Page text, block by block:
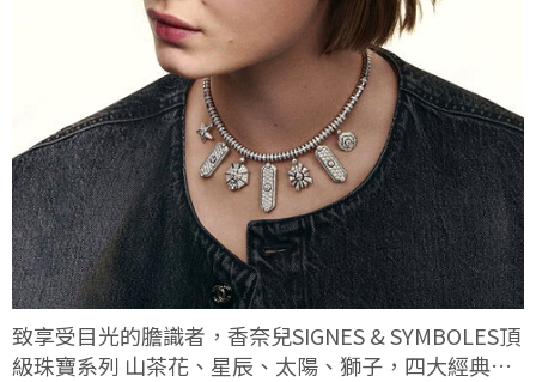
致享受目光的膽識者，香奈兒SIGNES & SYMBOLES頂
級珠寶系列 山茶花、星辰、太陽、獅子，四大經典符